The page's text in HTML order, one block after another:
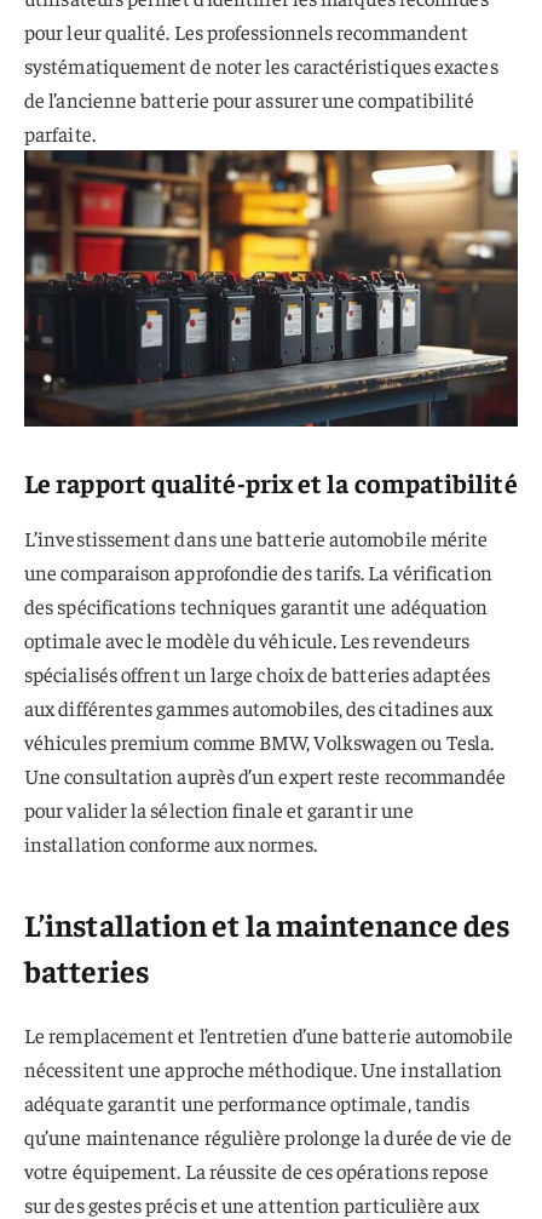
pour leur qualité. Les professionnels recommandent
systématiquement de noter les caractéristiques exactes
de l’ancienne batterie pour assurer une compatibilité
parfaite.
Le rapport qualité-prix et la compatibilité
L’investissement dans une batterie automobile mérite
une comparaison approfondie des tarifs. La vérification
des spécifications techniques garantit une adéquation
optimale avec le modèle du véhicule. Les revendeurs
spécialisés offrent un large choix de batteries adaptées
aux différentes gammes automobiles, des citadines aux
véhicules premium comme BMW, Volkswagen ou Tesla.
Une consultation auprès d’un expert reste recommandée
pour valider la sélection finale et garantir une
installation conforme aux normes.
L’installation et la maintenance des
batteries
Le remplacement et l’entretien d’une batterie automobile
nécessitent une approche méthodique. Une installation
adéquate garantit une performance optimale, tandis
qu’une maintenance régulière prolonge la durée de vie de
votre équipement. La réussite de ces opérations repose
sur des gestes précis et une attention particulière aux